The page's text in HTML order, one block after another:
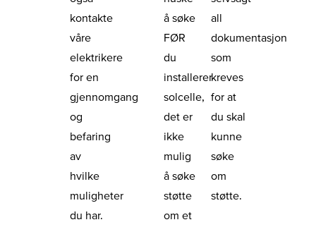
kontakte
våre
elektrikere
for en
gjennomgang
og
befaring
av
hvilke
muligheter
du har.
å søke
FØR
du
installerer
solcelle,
det er
ikke
mulig
å søke
støtte
om et
all
dokumentasjon
som
kreves
for at
du skal
kunne
søke
om
støtte.